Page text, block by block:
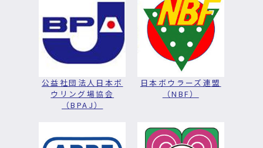
公益社団法人日本ボ
ウリング場協会
（BPAJ）
日本ボウラーズ連盟
（NBF）